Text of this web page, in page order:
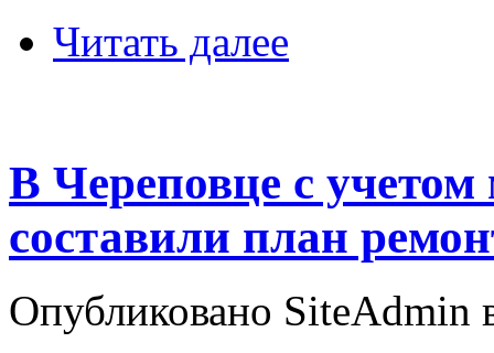
Читать далее
В Череповце с
составили план
Опубликовано SiteAdmin